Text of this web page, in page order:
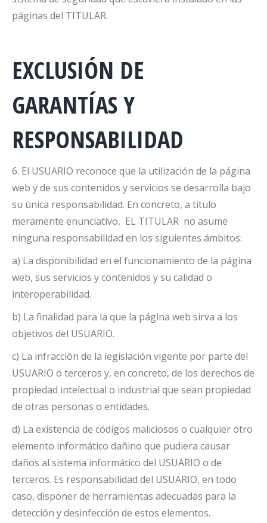
páginas del TITULAR.
EXCLUSIÓN DE
GARANTÍAS Y
RESPONSABILIDAD
6. El USUARIO reconoce que la utilización de la página
web y de sus contenidos y servicios se desarrolla bajo
su única responsabilidad. En concreto, a título
meramente enunciativo, EL TITULAR no asume
ninguna responsabilidad en los siguientes ámbitos:
a) La disponibilidad en el funcionamiento de la página
web, sus servicios y contenidos y su calidad o
interoperabilidad.
b) La finalidad para la que la página web sirva a los
objetivos del USUARIO.
c) La infracción de la legislación vigente por parte del
USUARIO o terceros y, en concreto, de los derechos de
propiedad intelectual o industrial que sean propiedad
de otras personas o entidades.
d) La existencia de códigos maliciosos o cualquier otro
elemento informático dañino que pudiera causar
daños al sistema informático del USUARIO o de
terceros. Es responsabilidad del USUARIO, en todo
caso, disponer de herramientas adecuadas para la
detección y desinfección de estos elementos.